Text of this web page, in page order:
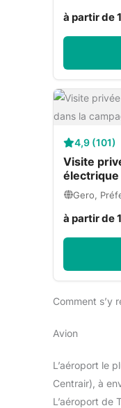
à partir de
4,9 (101)
Visite
électrique
Gero,
à partir de
Comment s’y
Avion
L’aéroport le
Centrair), à
L’aéroport de